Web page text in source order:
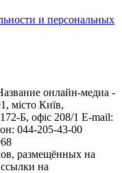
и персональных
онлайн-медиа -
місто Київ,
Б, офіс 208/1 E-mail:
044-205-43-00
размещённых на
на